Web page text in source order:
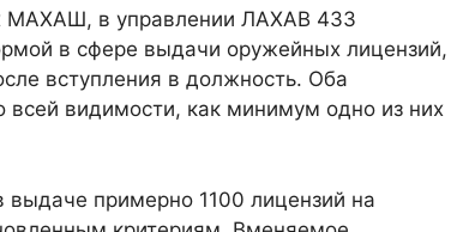
МАХАШ, в управлении ЛАХАВ 433
в сфере выдачи оружейных лицензий,
вступления в должность. Оба
всей видимости, как минимум одно из них
выдаче примерно 1100 лицензий на